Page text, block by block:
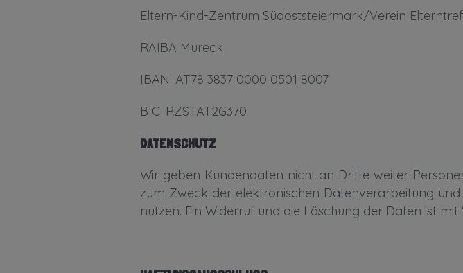
Eltern-Kind-Zentrum Südoststeiermark/Verein
RAIBA Mureck
IBAN: AT78 3837 0000 0501 8007
BIC: RZSTAT2G370
DATENSCHUTZ
Wir geben Kundendaten nicht an Dritte weiter.
zum Zweck der elektronischen Datenverarbeitung
nutzen. Ein Widerruf und die Löschung der Daten ist